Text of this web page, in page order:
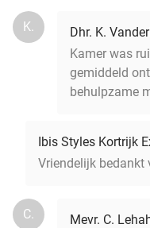
K.
Dhr. K.
Kamer was
gemiddeld
behulpzame
Ibis Styles Kortrijk
Vriendelijk bedankt
C. Mevr. C.